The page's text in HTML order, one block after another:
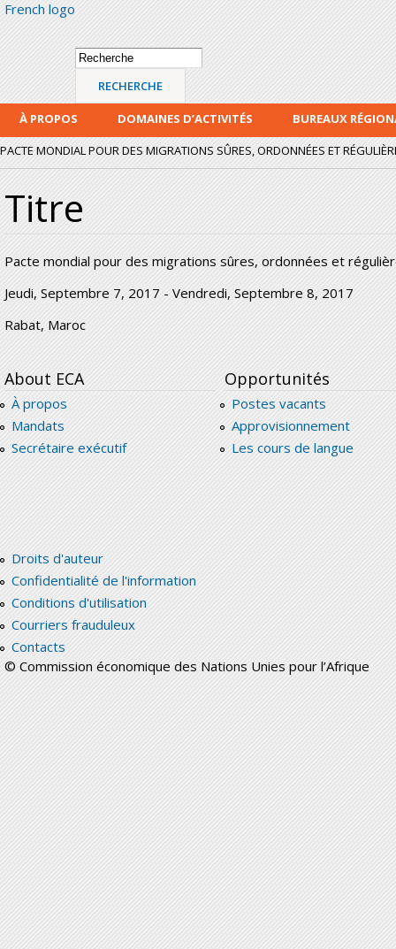
French logo
Formulaire de
recherche
Recherche
À PROPOS DOMAINES D’ACTIVITÉS
BUREAUX
PACTE MONDIAL POUR DES MIGRATIONS SÛRES, ORDONNÉES ET
Titre
Pacte mondial pour des migrations sûres, ordonnées et
Jeudi, Septembre 7, 2017 - Vendredi, Septembre 8, 2017
Rabat, Maroc
About ECA
À propos
Mandats
Secrétaire exécutif
Opportunités
Postes vacants
Approvisionnement
Les cours de langue
Droits d'auteur
Confidentialité de l'information
Conditions d'utilisation
Courriers frauduleux
Contacts
© Commission économique des Nations Unies pour l’Afrique